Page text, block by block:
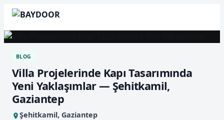
BLOG
Villa Projelerinde Kapı Tasarımında
Yeni Yaklaşımlar — Şehitkamil,
Gaziantep
Şehitkamil, Gaziantep